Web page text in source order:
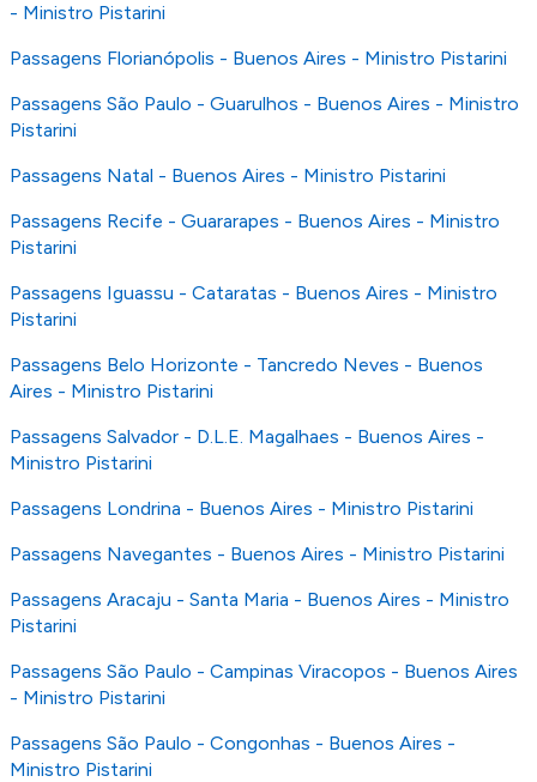
- Ministro Pistarini
Passagens Florianópolis - Buenos Aires - Ministro Pistarini
Passagens São Paulo - Guarulhos - Buenos Aires - Ministro
Pistarini
Passagens Natal - Buenos Aires - Ministro Pistarini
Passagens Recife - Guararapes - Buenos Aires - Ministro
Pistarini
Passagens Iguassu - Cataratas - Buenos Aires - Ministro
Pistarini
Passagens Belo Horizonte - Tancredo Neves - Buenos
Aires - Ministro Pistarini
Passagens Salvador - D.L.E. Magalhaes - Buenos Aires -
Ministro Pistarini
Passagens Londrina - Buenos Aires - Ministro Pistarini
Passagens Navegantes - Buenos Aires - Ministro Pistarini
Passagens Aracaju - Santa Maria - Buenos Aires - Ministro
Pistarini
Passagens São Paulo - Campinas Viracopos - Buenos Aires
- Ministro Pistarini
Passagens São Paulo - Congonhas - Buenos Aires -
Ministro Pistarini